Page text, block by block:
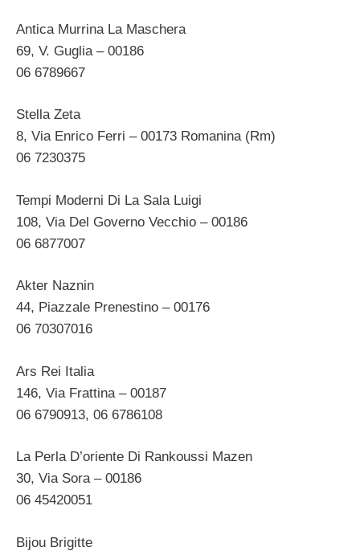
Antica Murrina La Maschera
69, V. Guglia – 00186
06 6789667
Stella Zeta
8, Via Enrico Ferri – 00173 Romanina (Rm)
06 7230375
Tempi Moderni Di La Sala Luigi
108, Via Del Governo Vecchio – 00186
06 6877007
Akter Naznin
44, Piazzale Prenestino – 00176
06 70307016
Ars Rei Italia
146, Via Frattina – 00187
06 6790913, 06 6786108
La Perla D’oriente Di Rankoussi Mazen
30, Via Sora – 00186
06 45420051
Bijou Brigitte